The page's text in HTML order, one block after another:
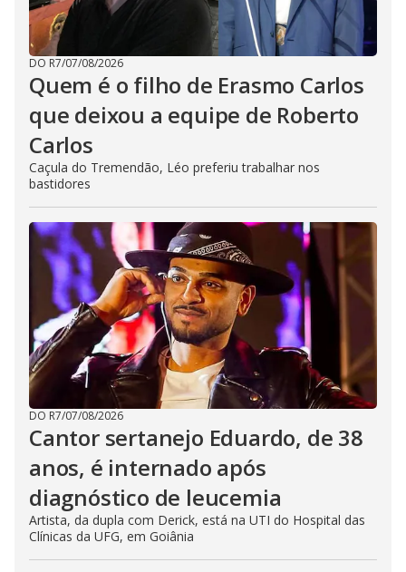
DO R7/07/08/2026
Quem é o filho de Erasmo Carlos
que deixou a equipe de Roberto
Carlos
Caçula do Tremendão, Léo preferiu trabalhar nos
bastidores
DO R7/07/08/2026
Cantor sertanejo Eduardo, de 38
anos, é internado após
diagnóstico de leucemia
Artista, da dupla com Derick, está na UTI do Hospital das
Clínicas da UFG, em Goiânia